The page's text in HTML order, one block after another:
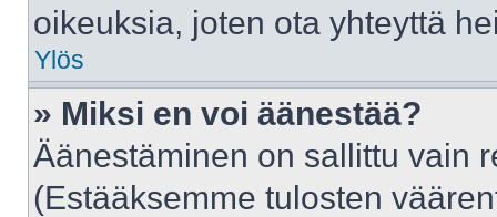
oikeuksia, joten ota yhteyttä
Ylös
» Miksi en voi äänestää?
Äänestäminen on sallittu vain
(Estääksemme tulosten